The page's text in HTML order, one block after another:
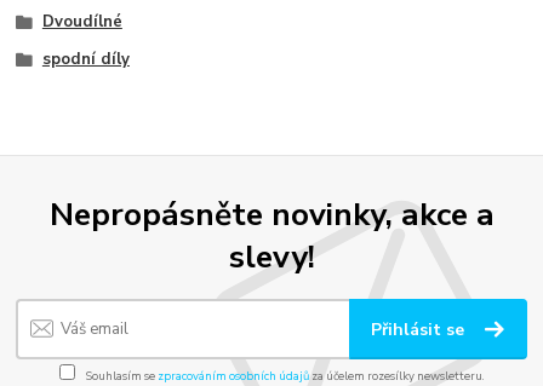
Dvoudílné
spodní díly
Nepropásněte novinky, akce a
slevy!
Přihlásit se
Souhlasím se zpracováním osobních údajůza účelem rozesílky newsletteru.